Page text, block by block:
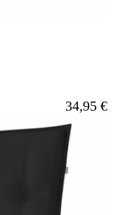
Ab
34,95 €